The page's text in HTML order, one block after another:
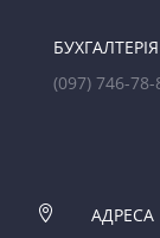
БУХГАЛТЕРІЯ
(097) 746-78-

АДРЕСА